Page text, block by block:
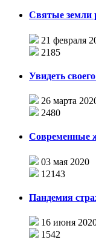
Святые земли
21 февраля
2185
Увидеть
26 марта
2480
Современные
03 мая 2020
12143
Пандемия
16 июня
1542